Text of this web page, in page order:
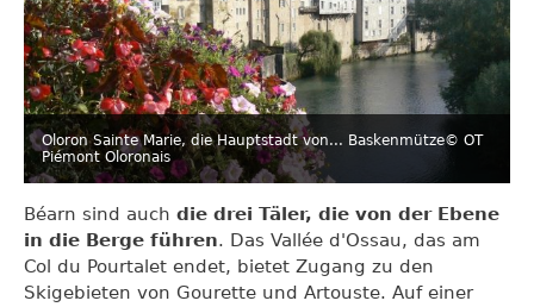
Oloron Sainte Marie, die Hauptstadt von... Baskenmütze© OT
Piémont Oloronais
Béarn sind auch die drei Täler, die von der Ebene
in die Berge führen. Das Vallée d'Ossau, das am
Col du Pourtalet endet, bietet Zugang zu den
Skigebieten von Gourette und Artouste. Auf einer